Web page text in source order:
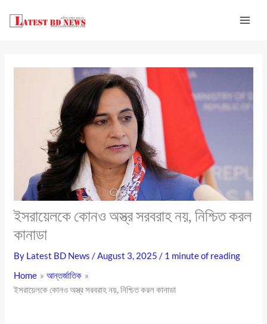
ইসরায়েলকে কোনও অস্ত্র সরবরাহ নয়, নিশ্চিত করল
কানাডা
By Latest BD News/August 3, 2025/ 1 minute of reading
Home
আন্তর্জাতিক
ইসরায়েলকে কোনও অস্ত্র সরবরাহ নয়, নিশ্চিত করল কানাডা